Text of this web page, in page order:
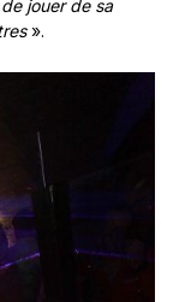
jouer de sa
».